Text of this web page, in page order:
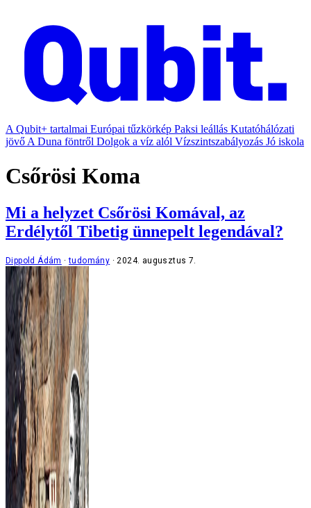
A Qubit+ tartalmai Európai tűzkörkép Paksi leállás Kutatóhálózati
jövő A Duna föntről Dolgok a víz alól Vízszintszabályozás Jó iskola
Csőrösi Koma
Mi a helyzet Csőrösi Komával, az
Erdélytől Tibetig ünnepelt legendával?
Dippold Ádám tudomány 2024. augusztus 7.